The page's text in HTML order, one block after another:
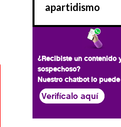
apartidismo
¿Recibiste un contenido
sospechoso?
Nuestro chatbot lo
Verifícalo aquí